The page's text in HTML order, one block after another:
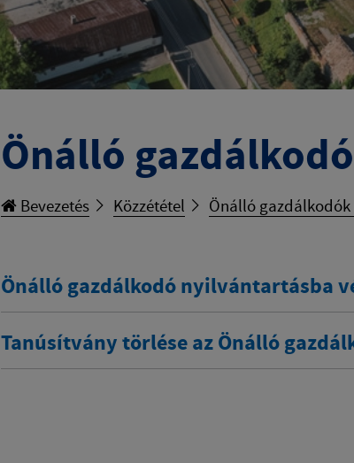
Önálló
Bevezetés Közzététel Önálló
Önálló gazdálkodó nyilvántartásba
Tanúsítvány törlése az Önálló